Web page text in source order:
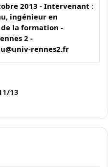
2013 - Intervenant :
ingénieur en
la formation -
2 -
rennes2.fr
13